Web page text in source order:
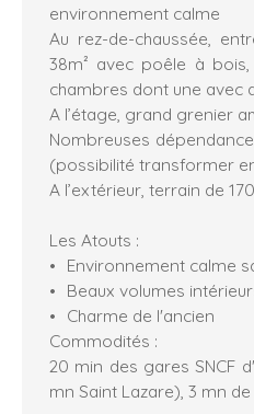
environnement calme
Au rez-de-chaussée,
38m² avec poêle à
chambres dont une avec
A l’étage, grand grenier
Nombreuses
(possibilité transformer
A l’extérieur, terrain de
Les Atouts :
Environnement calme
Beaux volumes
Charme de l'ancien
Commodités :
20 min des gares SNCF
mn Saint Lazare), 3 mn de